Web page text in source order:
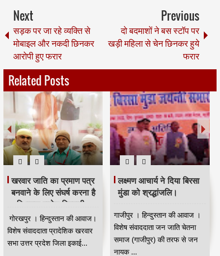
Next
सड़क पर जा रहे व्यक्ति से
मोबाइल और नकदी छिनकर
आरोपी हुए फरार
Previous
दो बदमाशों ने बस स्टॉप पर
खड़ी महिला से चेन छिनकर हुये
फरार
Related Posts
भदंत ज्ञानेश्वर की 88 वीं
जयंती धूम धाम से मनाई गई।
कुशीनगर । हिन्दुस्तान की आवाज।
विषेष संवाददाता भारत रत्न डॉ बाबा
साहेब आंबेडकर के गुरु भा...
मजिंदर खरवार ने संगठन को
मजबूत बनाने की अपील की।
नई दिल्ली से मुंबई के वरिष्ठ पत्रकार
कपिलदेव खरवार की रिपोर्ट।खरवार
वेल्फेयर सोसायटी(रजि) की तरफ से
...